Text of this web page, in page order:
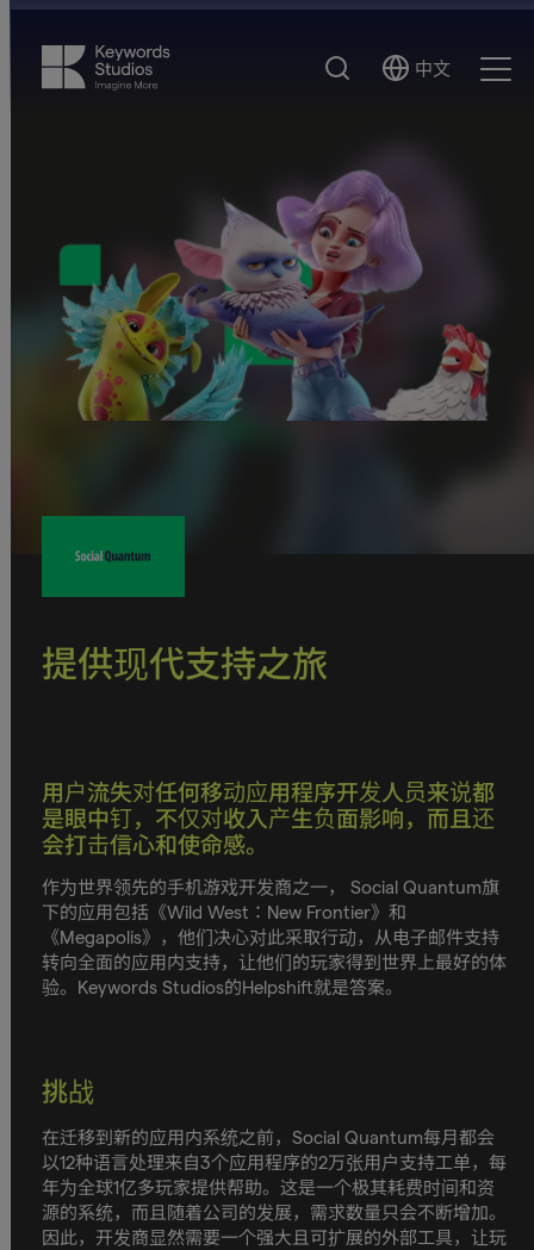
搜
Select
中文
提供现代支持之旅
用户流失对任何移动应用程序开发人员来说都
是眼中钉，不仅对收入产生负面影响，而且还
会打击信心和使命感。
作为世界领先的手机游戏开发商之一， Social Quantum旗
下的应用包括《Wild West：New Frontier》和
《Megapolis》，他们决心对此采取行动，从电子邮件支持
转向全面的应用内支持，让他们的玩家得到世界上最好的体
验。Keywords Studios的Helpshift就是答案。
挑战
在迁移到新的应用内系统之前，Social Quantum每月都会
以12种语言处理来自3个应用程序的2万张用户支持工单，每
年为全球1亿多玩家提供帮助。这是一个极其耗费时间和资
源的系统，而且随着公司的发展，需求数量只会不断增加。
因此，开发商显然需要一个强大且可扩展的外部工具，让玩